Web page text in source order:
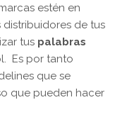
estén en
de tus
tus palabras
Es por tanto
que se
que pueden hacer